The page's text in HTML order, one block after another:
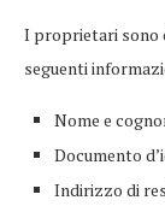
I proprietari sono
seguenti
Nome e
Documento
Indirizzo di